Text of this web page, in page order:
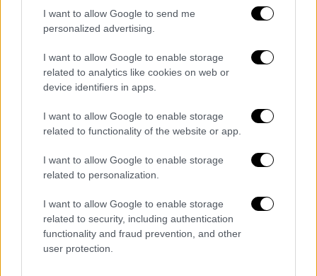
I want to allow Google to send me
personalized advertising.
I want to allow Google to enable storage
related to analytics like cookies on web or
device identifiers in apps.
I want to allow Google to enable storage
related to functionality of the website or app.
I want to allow Google to enable storage
related to personalization.
I want to allow Google to enable storage
related to security, including authentication
functionality and fraud prevention, and other
user protection.
Σημειώνεται, ότι η νέα πρόεδρος της
Βόρειας Μακεδονίας,Γκορντάνα
Σιλιάνοφσκα (η οποία στις προεδρικές
εκλογές της 8ης Μαΐου εξελέγη νέα
πρόεδρος της χώρας, ως υποψήφια του
ορκωμοσία της, στις 12 Μαΐουαποκάλεσε τη
χώρα ως «Μακεδονία» , παρά το γεγονός ότι
στο κείμενο του όρκου, το οποίο
υπαγόρευσε ο πρόεδρος της απερχόμενης
Βουλής, Γιόβαν Μίτρεσκι, καλώντας την
Σιλιάνοφσκα να το επαναλάβει, η χώρα
αναφερόταν ως «Βόρεια Μακεδονία».